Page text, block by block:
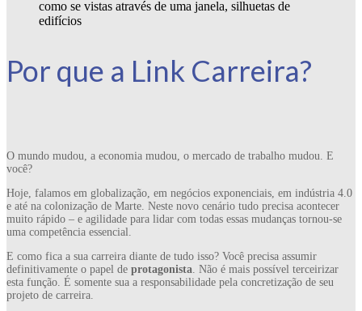
Por que a Link Carreira?
O mundo mudou, a economia mudou, o mercado de trabalho mudou. E
você?
Hoje, falamos em globalização, em negócios exponenciais, em indústria 4.0
e até na colonização de Marte. Neste novo cenário tudo precisa acontecer
muito rápido – e agilidade para lidar com todas essas mudanças tornou-se
uma competência essencial.
E como fica a sua carreira diante de tudo isso? Você precisa assumir
definitivamente o papel de protagonista. Não é mais possível terceirizar
esta função. É somente sua a responsabilidade pela concretização de seu
projeto de carreira.